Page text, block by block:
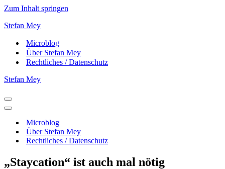
Zum Inhalt springen
Stefan Mey
Microblog
Über Stefan Mey
Rechtliches / Datenschutz
Stefan Mey
Navigationsmenü
Navigationsmenü
Microblog
Über Stefan Mey
Rechtliches / Datenschutz
„Staycation“ ist auch mal nötig